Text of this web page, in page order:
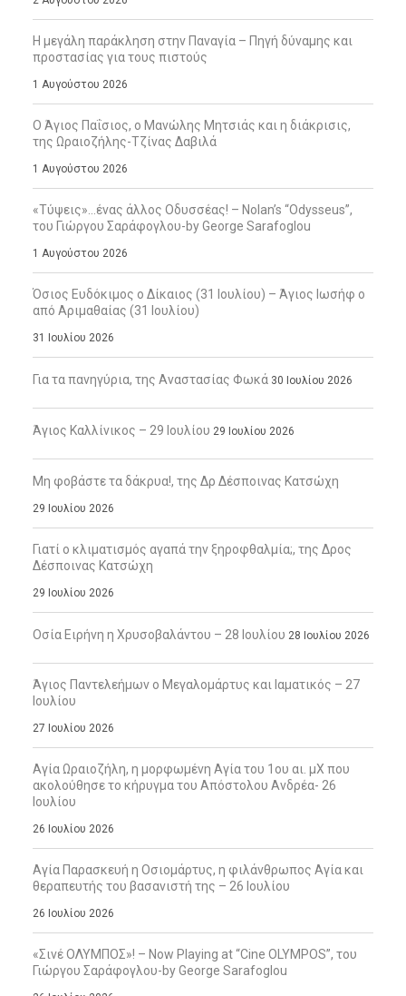
Η μεγάλη παράκληση στην Παναγία – Πηγή δύναμης και
προστασίας για τους πιστούς
1 Αυγούστου 2026
Ο Άγιος Παΐσιος, ο Μανώλης Μητσιάς και η διάκρισις,
της Ωραιοζήλης-Τζίνας Δαβιλά
1 Αυγούστου 2026
«Τύψεις»…ένας άλλος Οδυσσέας! – Nolan’s “Odysseus”,
του Γιώργου Σαράφογλου-by George Sarafoglou
1 Αυγούστου 2026
Όσιος Ευδόκιμος ο Δίκαιος (31 Ιουλίου) – Άγιος Ιωσήφ ο
από Αριμαθαίας (31 Ιουλίου)
31 Ιουλίου 2026
Για τα πανηγύρια, της Αναστασίας Φωκά 30 Ιουλίου 2026
Άγιος Καλλίνικος – 29 Ιουλίου 29 Ιουλίου 2026
Μη φοβάστε τα δάκρυα!, της Δρ Δέσποινας Κατσώχη
29 Ιουλίου 2026
Γιατί ο κλιματισμός αγαπά την ξηροφθαλμία;, της Δρος
Δέσποινας Κατσώχη
29 Ιουλίου 2026
Οσία Ειρήνη η Χρυσοβαλάντου – 28 Ιουλίου 28 Ιουλίου 2026
Άγιος Παντελεήμων ο Μεγαλομάρτυς και Ιαματικός – 27
Ιουλίου
27 Ιουλίου 2026
Αγία Ωραιοζήλη, η μορφωμένη Αγία του 1ου αι. μΧ που
ακολούθησε το κήρυγμα του Απόστολου Ανδρέα- 26
Ιουλίου
26 Ιουλίου 2026
Αγία Παρασκευή η Οσιομάρτυς, η φιλάνθρωπος Αγία και
θεραπευτής του βασανιστή της – 26 Ιουλίου
26 Ιουλίου 2026
«Σινέ ΟΛΥΜΠΟΣ»! – Now Playing at “Cine OLYMPOS”, του
Γιώργου Σαράφογλου-by George Sarafoglou